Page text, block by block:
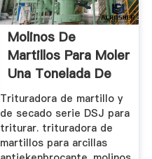
Molinos De
Martillos Para Moler
Una Tonelada De
Arcillas ...
Trituradora de martillo y
de secado serie DSJ para
triturar. trituradora de
martillos para arcillas